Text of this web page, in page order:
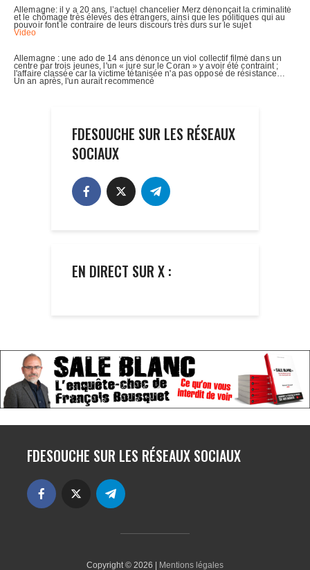
FDESOUCHE SUR LES RÉSEAUX
SOCIAUX
EN DIRECT SUR X :
FDESOUCHE SUR LES RÉSEAUX SOCIAUX
Copyright © 2026 | Mentions légales